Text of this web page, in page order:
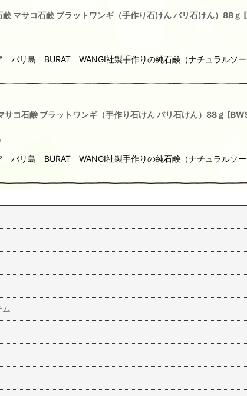
鹸 マサコ石鹸 ブラットワンギ（手作り石けん バリ石けん）88ｇ [
バリ島 BURAT WANGI社製手作りの純石鹸（ナチュラルソ
サコ石鹸 ブラットワンギ（手作り石けん バリ石けん）88ｇ [
バリ島 BURAT WANGI社製手作りの純石鹸（ナチュラルソ